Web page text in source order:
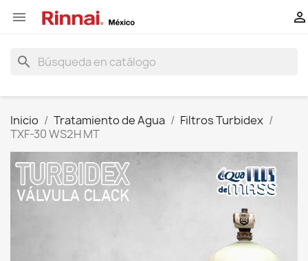
 
search
Inicio Tratamiento de Agua
Filtros Turbidex
TXF-30 WS2H MT